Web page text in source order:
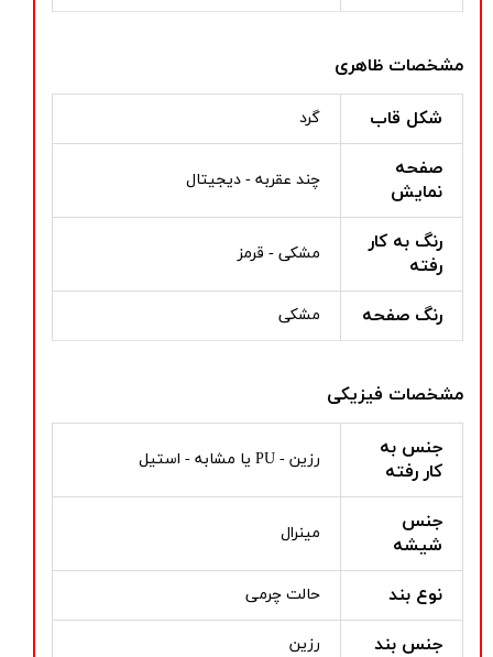
مشخصات ظاهری
شکل قاب گرد
صفحه
نمایش
چند عقربه - دیجیتال
رنگ به کار
رفته
مشکی - قرمز
رنگ صفحه مشکی
مشخصات فیزیکی
جنس به
کار رفته
رزین - PU یا مشابه - استیل
جنس
شیشه
مینرال
نوع بند حالت چرمی
جنس بند رزین